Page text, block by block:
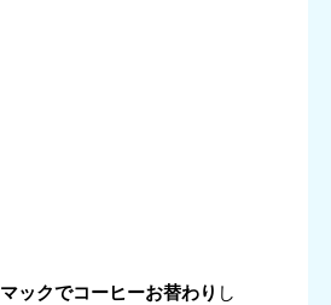
ックでコーヒーお替わり し